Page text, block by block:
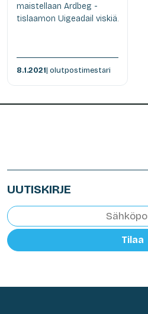
maistellaan Ardbeg -
tislaamon Uigeadail viskiä.
8.1.2021| olutpostimestari
UUTISKIRJE
Tilaa